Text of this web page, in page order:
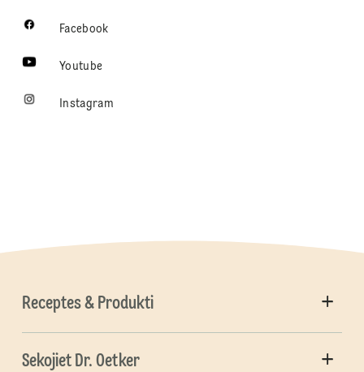
Facebook
Youtube
Instagram
Receptes & Produkti
Sekojiet Dr. Oetker